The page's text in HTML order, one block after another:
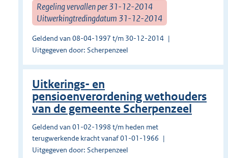
Regeling vervallen per 31-12-2014
Uitwerkingtredingdatum 31-12-2014
Geldend van 08-04-1997 t/m 30-12-2014
Uitgegeven door: Scherpenzeel
Uitkerings- en
pensioenverordening wethouders
van de gemeente Scherpenzeel
Geldend van 01-02-1998 t/m heden met
terugwerkende kracht vanaf 01-01-1966
Uitgegeven door: Scherpenzeel